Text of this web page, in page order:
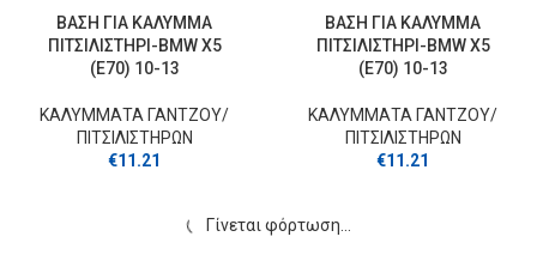
ΒΑΣΗ ΓΙΑ ΚΑΛΥΜΜΑ
ΠΙΤΣΙΛΙΣΤΗΡΙ-BMW X5
(E70) 10-13
ΚΑΛΥΜΜΑΤΑ ΓΑΝΤΖOY/
ΠΙΤΣΙΛΙΣΤΗΡΩΝ
€11.21
ΒΑΣΗ ΓΙΑ ΚΑΛΥΜΜΑ
ΠΙΤΣΙΛΙΣΤΗΡΙ-BMW X5
(E70) 10-13
ΚΑΛΥΜΜΑΤΑ ΓΑΝΤΖOY/
ΠΙΤΣΙΛΙΣΤΗΡΩΝ
€11.21
Γίνεται φόρτωση...